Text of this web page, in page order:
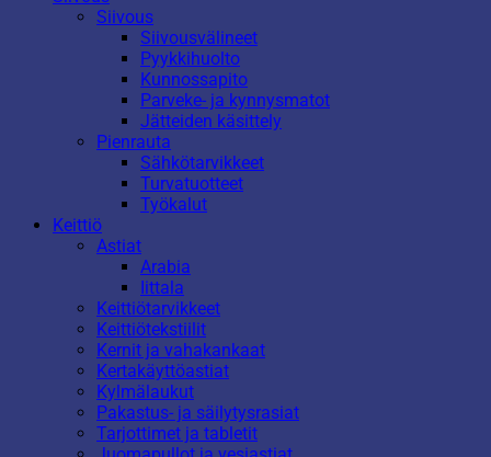
Siivous
Siivousvälineet
Pyykkihuolto
Kunnossapito
Parveke- ja kynnysmatot
Jätteiden käsittely
Pienrauta
Sähkötarvikkeet
Turvatuotteet
Työkalut
Keittiö
Astiat
Arabia
Iittala
Keittiötarvikkeet
Keittiötekstiilit
Kernit ja vahakankaat
Kertakäyttöastiat
Kylmälaukut
Pakastus- ja säilytysrasiat
Tarjottimet ja tabletit